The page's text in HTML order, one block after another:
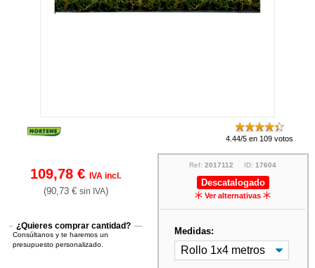
4.44/5 en 109 votos
109,78 €IVA incl.
(90,73 € sin IVA)
¿Quieres comprar cantidad?
Consúltanos y te haremos un
presupuesto personalizado.
Ref:2017112 ID:17604
Descatalogado
Ver alternativas
Medidas: